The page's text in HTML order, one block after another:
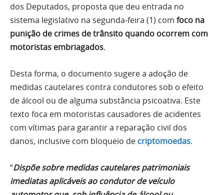
dos Deputados, proposta que deu entrada no
sistema legislativo na segunda-feira (1) com foco na
punição de crimes de trânsito quando ocorrem com
motoristas embriagados.
Desta forma, o documento sugere a adoção de
medidas cautelares contra condutores sob o efeito
de álcool ou de alguma substância psicoativa. Este
texto foca em motoristas causadores de acidentes
com vítimas para garantir a reparação civil dos
danos, inclusive com bloqueio de criptomoedas.
“Dispõe sobre medidas cautelares patrimoniais
imediatas aplicáveis ao condutor de veículo